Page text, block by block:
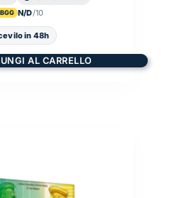
BGG N/D
in 48h
AL CARRELLO